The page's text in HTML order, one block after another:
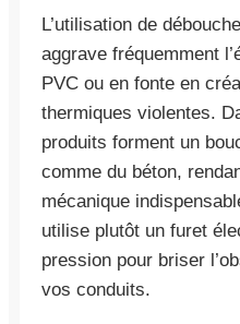
L’utilisation de
aggrave fréquemment
PVC ou en fonte en
thermiques violentes.
produits forment un
comme du béton,
mécanique
utilise plutôt un furet
pression pour briser
vos conduits.